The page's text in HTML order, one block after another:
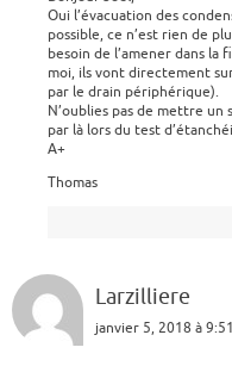
Oui l’évacuation des
possible, ce n’est rien de
besoin de l’amener dans
moi, ils vont directement
par le drain périphérique).
N’oublies pas de mettre
par là lors du test
A+
Thomas
Larzilliere
janvier 5, 2018 à 9:51